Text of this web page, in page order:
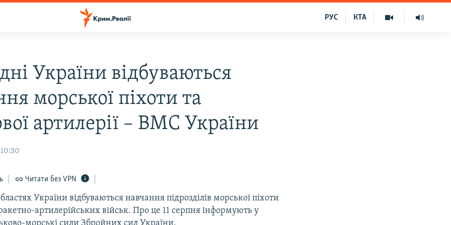
КТА
РУС
України відбуваються
морської піхоти та
артилерії – ВМС України
10:30
Читати без VPN
України відбуваються навчання підрозділів морської піхоти
артилерійських військ. Про це 11 серпня інформують у